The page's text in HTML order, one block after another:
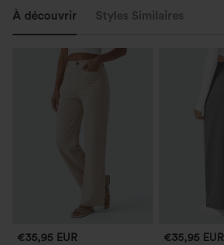
À découvrir Styles Similaires
€35,95 EUR €35,95 EUR